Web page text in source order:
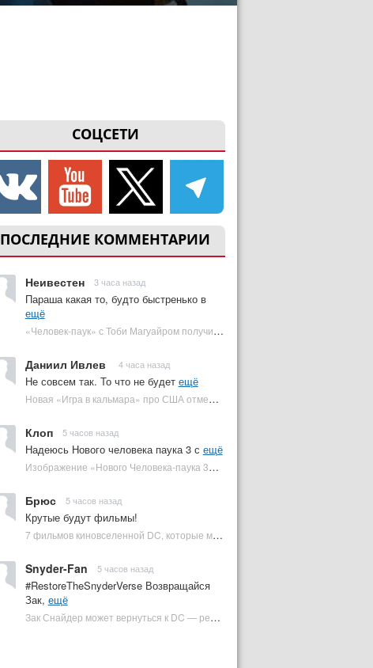
СОЦСЕТИ
ПОСЛЕДНИЕ КОММЕНТАРИИ
Неивестен 3 часа назад
Параша какая то, будто быстренько в
ещё
«Человек-паук» с Тоби Магуайром получил новый постер | Plugged In Ru
Даниил Ивлев 4 часа назад
Не совсем так. То что не будет ещё
Новая «Игра в кальмара» про США отменена | Plugged In Ru
Клоп 5 часов назад
Надеюсь Нового человека паука 3 с ещё
Изображение «Нового Человека-паука 3» подтвердило Зловещую шестерку | Plugged In Ru
Брюс 5 часов назад
Крутые будут фильмы!
7 фильмов киновселенной DC, которые может снять Зак Снайдер | Plugged In Ru
Snyder-Fan 5 часов назад
#RestoreTheSnyderVerse Возвращайся
Зак, ещё
Зак Снайдер может вернуться к DC — режиссер общался с Warner Bros. (фото) | Plugged In Ru